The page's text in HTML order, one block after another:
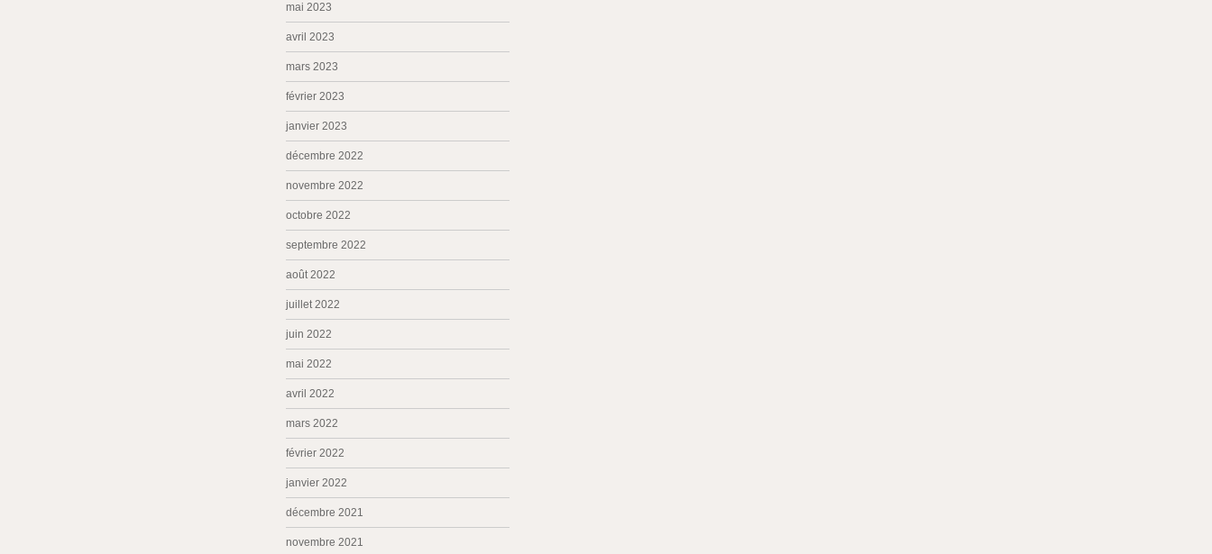
mai 2023
avril 2023
mars 2023
février 2023
janvier 2023
décembre 2022
novembre 2022
octobre 2022
septembre 2022
août 2022
juillet 2022
juin 2022
mai 2022
avril 2022
mars 2022
février 2022
janvier 2022
décembre 2021
novembre 2021